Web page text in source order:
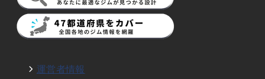
運営者情報